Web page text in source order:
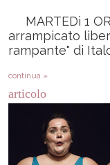
MARTEDì 1
arrampicato
rampante" di
continua »
articolo